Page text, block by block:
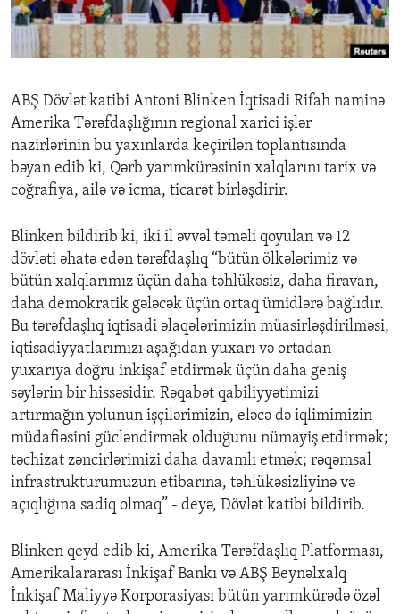
ENVIRONMENT AND HEALTH
IDEALS AND INSTITUTIONS
ABŞ Dövlət katibi Antoni Blinken İqtisadi Rifah naminə
Amerika Tərəfdaşlığının regional xarici işlər
nazirlərinin bu yaxınlarda keçirilən toplantısında
bəyan edib ki, Qərb yarımkürəsinin xalqlarını tarix və
coğrafiya, ailə və icma, ticarət birləşdirir.
Blinken bildirib ki, iki il əvvəl təməli qoyulan və 12
dövləti əhatə edən tərəfdaşlıq “bütün ölkələrimiz və
bütün xalqlarımız üçün daha təhlükəsiz, daha firavan,
daha demokratik gələcək üçün ortaq ümidlərə bağlıdır.
Bu tərəfdaşlıq iqtisadi əlaqələrimizin müasirləşdirilməsi,
iqtisadiyyatlarımızı aşağıdan yuxarı və ortadan
yuxarıya doğru inkişaf etdirmək üçün daha geniş
səylərin bir hissəsidir. Rəqabət qabiliyyətimizi
artırmağın yolunun işçilərimizin, eləcə də iqlimimizin
müdafiəsini gücləndirmək olduğunu nümayiş etdirmək;
təchizat zəncirlərimizi daha davamlı etmək; rəqəmsal
infrastrukturumuzun etibarına, təhlükəsizliyinə və
açıqlığına sadiq olmaq” - deyə, Dövlət katibi bildirib.
Blinken qeyd edib ki, Amerika Tərəfdaşlıq Platforması,
Amerikalararası İnkişaf Bankı və ABŞ Beynəlxalq
İnkişaf Maliyyə Korporasiyası bütün yarımkürədə özəl